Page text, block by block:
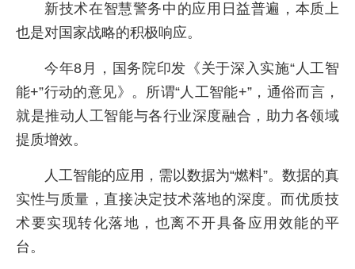
新技术在智慧警务中的应用日益普遍，本质上
也是对国家战略的积极响应。
今年8月，国务院印发《关于深入实施“人工智
能+”行动的意见》。所谓“人工智能+”，通俗而言，
就是推动人工智能与各行业深度融合，助力各领域
提质增效。
人工智能的应用，需以数据为“燃料”。数据的真
实性与质量，直接决定技术落地的深度。而优质技
术要实现转化落地，也离不开具备应用效能的平
台。